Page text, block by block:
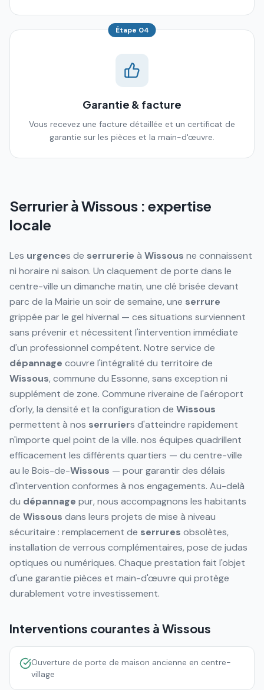
Étape 04
Garantie & facture
Vous recevez une facture détaillée et un certificat de
garantie sur les pièces et la main-d'œuvre.
Serrurier àWissous : expertise
locale
Les urgences de serrurerie à Wissous ne connaissent
ni horaire ni saison. Un claquement de porte dans le
centre-ville un dimanche matin, une clé brisée devant
parc de la Mairie un soir de semaine, une serrure
grippée par le gel hivernal — ces situations surviennent
sans prévenir et nécessitent l'intervention immédiate
d'un professionnel compétent. Notre service de
dépannage couvre l'intégralité du territoire de
Wissous, commune du Essonne, sans exception ni
supplément de zone. Commune riveraine de l'aéroport
d'orly, la densité et la configuration de Wissous
permettent à nos serruriers d'atteindre rapidement
n'importe quel point de la ville. nos équipes quadrillent
efficacement les différents quartiers — du centre-ville
au le Bois-de-Wissous — pour garantir des délais
d'intervention conformes à nos engagements. Au-delà
du dépannage pur, nous accompagnons les habitants
de Wissous dans leurs projets de mise à niveau
sécuritaire : remplacement de serrures obsolètes,
installation de verrous complémentaires, pose de judas
optiques ou numériques. Chaque prestation fait l'objet
d'une garantie pièces et main-d'œuvre qui protège
durablement votre investissement.
Interventions courantes à Wissous
Ouverture de porte de maison ancienne en centre-
village